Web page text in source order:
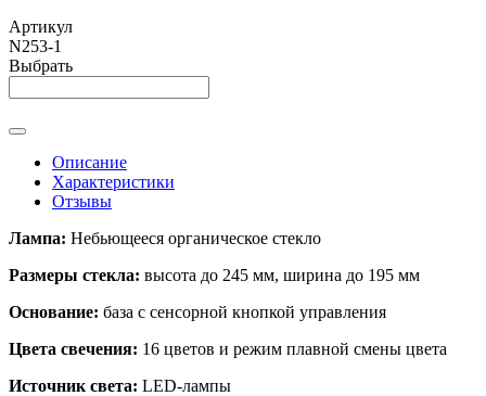
Артикул
N253-1
Выбрать
Описание
Характеристики
Отзывы
Лампа: Небьющееся органическое стекло
Размеры стекла: высота до 245 мм, ширина до 195 мм
Основание: база с сенсорной кнопкой управления
Цвета свечения: 16 цветов и режим плавной смены цвета
Источник света: LED-лампы